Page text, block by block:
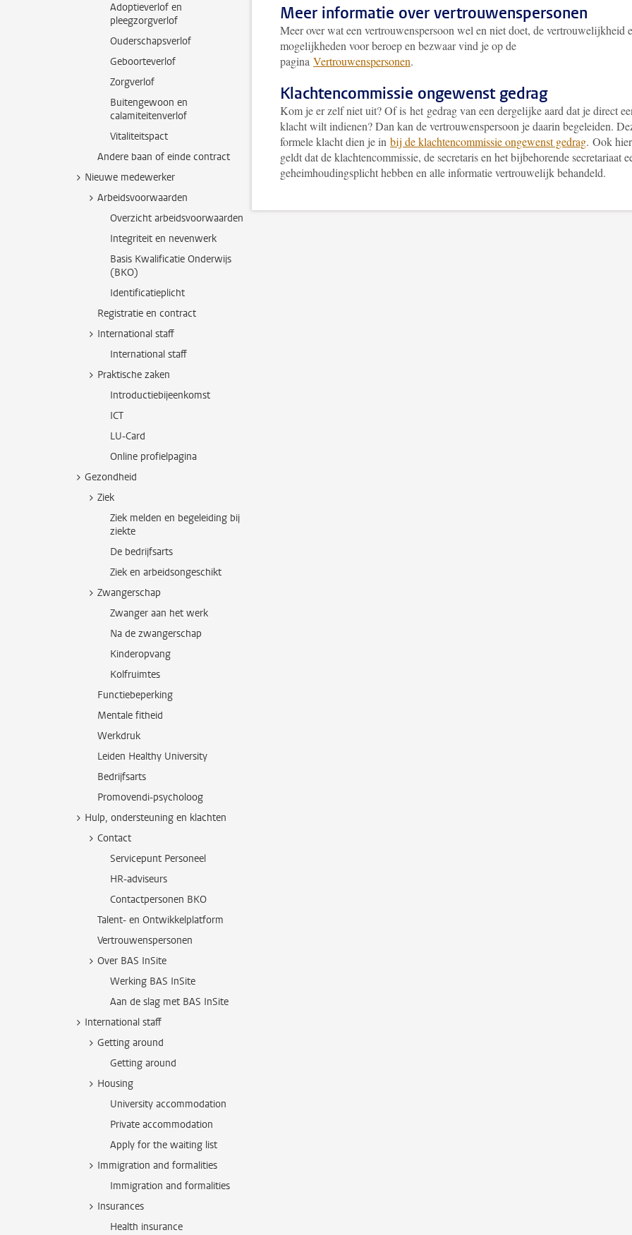
Adoptieverlof en
pleegzorgverlof
Ouderschapsverlof
Geboorteverlof
Zorgverlof
Buitengewoon en
calamiteitenverlof
Vitaliteitspact
Andere baan of einde contract
Nieuwe medewerker
Arbeidsvoorwaarden
Overzicht arbeidsvoorwaarden
Integriteit en nevenwerk
Basis Kwalificatie Onderwijs
(BKO)
Identificatieplicht
Registratie en contract
International staff
International staff
Praktische zaken
Introductiebijeenkomst
ICT
LU-Card
Online profielpagina
Gezondheid
Ziek
Ziek melden en begeleiding bij
ziekte
De bedrijfsarts
Ziek en arbeidsongeschikt
Zwangerschap
Zwanger aan het werk
Na de zwangerschap
Kinderopvang
Kolfruimtes
Functiebeperking
Mentale fitheid
Werkdruk
Leiden Healthy University
Bedrijfsarts
Promovendi-psycholoog
Hulp, ondersteuning en klachten
Contact
Servicepunt Personeel
HR-adviseurs
Contactpersonen BKO
Talent- en Ontwikkelplatform
Vertrouwenspersonen
Over BAS InSite
Werking BAS InSite
Aan de slag met BAS InSite
International staff
Getting around
Getting around
Housing
University accommodation
Private accommodation
Apply for the waiting list
Immigration and formalities
Immigration and formalities
Insurances
Health insurance
Meer informatie over vertrouwenspersonen
Meer over wat een vertrouwenspersoon wel en niet doet, de vertrouwelijkheid
mogelijkheden voor beroep en bezwaar vind je op de
pagina Vertrouwenspersonen.
Klachtencommissie ongewenst gedrag
Kom je er zelf niet uit? Of is het gedrag van een dergelijke aard dat je direct
klacht wilt indienen? Dan kan de vertrouwenspersoon je daarin begeleiden.
formele klacht dien je in bij de klachtencommissie ongewenst gedrag. Ook hier
geldt dat de klachtencommissie, de secretaris en het bijbehorende secretariaat
geheimhoudingsplicht hebben en alle informatie vertrouwelijk behandeld.